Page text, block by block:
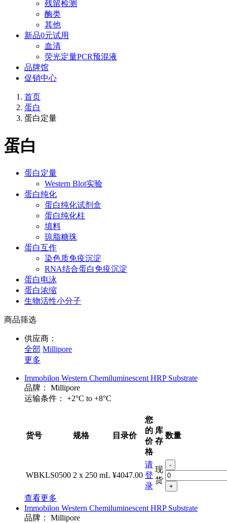
残留检测
酶类
其他
新品0元试用
血清
荧光定量PCR预混液
品牌馆
促销中心
首页
蛋白
蛋白定量
蛋白
蛋白定量
Western Blot实验
蛋白纯化
蛋白纯化试剂盒
蛋白纯化柱
填料
琼脂糖珠
蛋白互作
染色质免疫沉淀
RNA结合蛋白免疫沉淀
蛋白电泳
蛋白浓缩
生物活性小分子
商品筛选
供应商：
全部 Millipore
更多
Immobilon Western Chemiluminescent HRP Substrate
品牌：
Millipore
运输条件：
+2°C to +8°C
货号 规格 目录价
您
的
价
格
库
存
数量
WBKLS0500 2 x 250 mL ¥4047.00
请
登
录
现
货
-
+
查看更多
Immobilon Western Chemiluminescent HRP Substrate
品牌：
Millipore